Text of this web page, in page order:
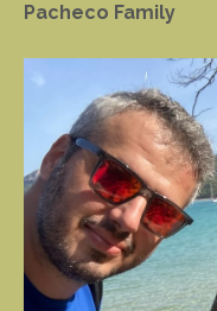
Pacheco Family